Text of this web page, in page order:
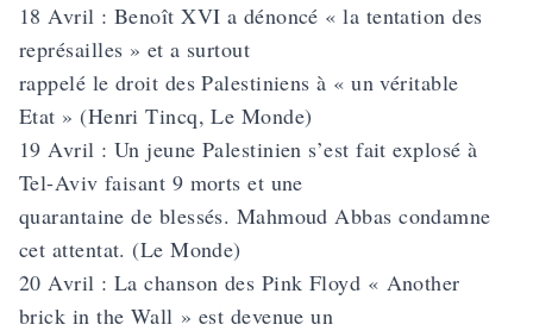
18 Avril : Benoît XVI a dénoncé « la tentation des
représailles » et a surtout
rappelé le droit des Palestiniens à « un véritable
Etat » (Henri Tincq, Le Monde)
19 Avril : Un jeune Palestinien s’est fait explosé à
Tel-Aviv faisant 9 morts et une
quarantaine de blessés. Mahmoud Abbas condamne
cet attentat. (Le Monde)
20 Avril : La chanson des Pink Floyd « Another
brick in the Wall » est devenue un